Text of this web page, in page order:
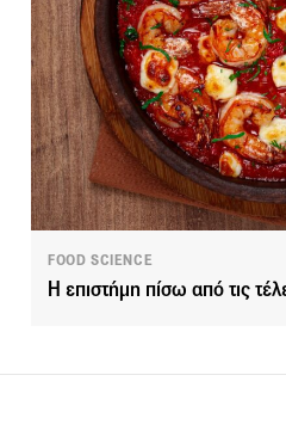
FOOD SCIENCE
Η επιστήμη πίσω από τις